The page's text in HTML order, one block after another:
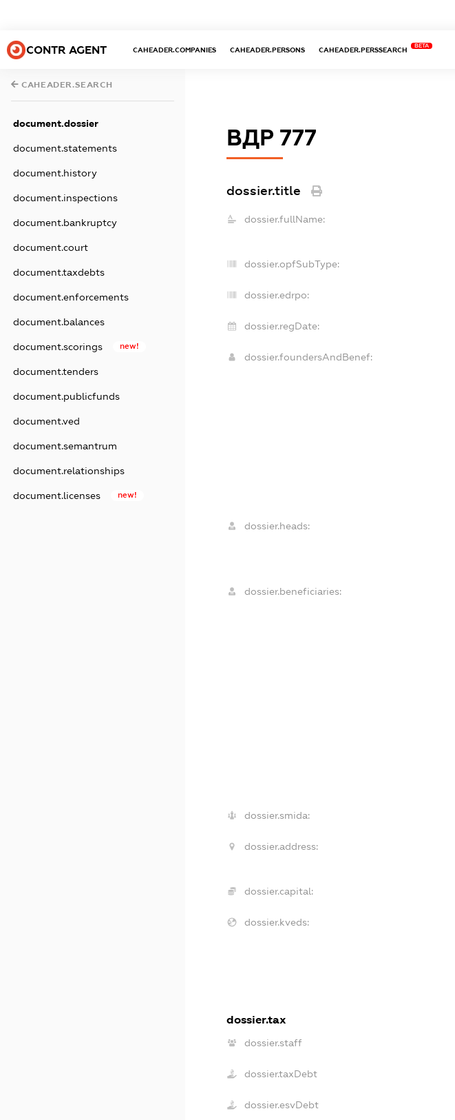
CONTR AGENT CAHEADER.COMPANIES CAHEADER.PERSONS CAHEADER.PERSSEARCH
BETA
CAHEADER.SEARCH
document.dossier
document.statements
document.history
document.inspections
document.bankruptcy
document.court
document.taxdebts
document.enforcements
document.balances
document.scorings new!
document.tenders
document.publicfunds
document.ved
document.semantrum
document.relationships
document.licenses new!
ВДР 777
dossier.title
dossier.fullName:
dossier.opfSubType:
dossier.edrpo:
dossier.regDate:
dossier.foundersAndBenef:
dossier.heads:
dossier.beneficiaries:
dossier.smida:
dossier.address:
dossier.capital:
dossier.kveds:
dossier.tax
dossier.staff
dossier.taxDebt
dossier.esvDebt